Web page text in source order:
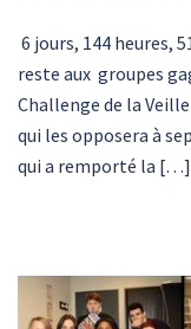
6 jours, 144 heures,
reste aux groupes
Challenge de la
qui les opposera à
qui a remporté la […]